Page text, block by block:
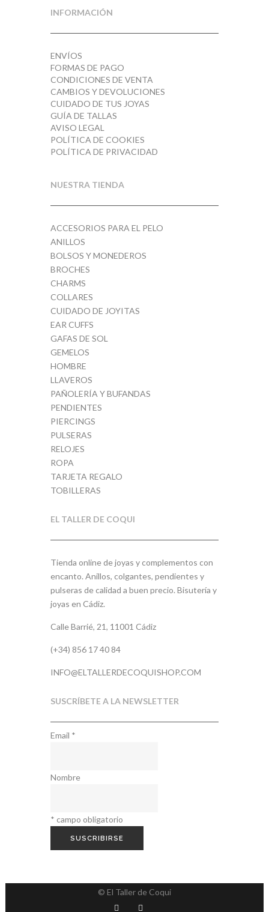
INFORMACIÓN
ENVÍOS
FORMAS DE PAGO
CONDICIONES DE VENTA
CAMBIOS Y DEVOLUCIONES
CUIDADO DE TUS JOYAS
GUÍA DE TALLAS
AVISO LEGAL
POLÍTICA DE COOKIES
POLÍTICA DE PRIVACIDAD
NUESTRA TIENDA
ACCESORIOS PARA EL PELO
ANILLOS
BOLSOS Y MONEDEROS
BROCHES
CHARMS
COLLARES
CUIDADO DE JOYITAS
EAR CUFFS
GAFAS DE SOL
GEMELOS
HOMBRE
LLAVEROS
PAÑOLERÍA Y BUFANDAS
PENDIENTES
PIERCINGS
PULSERAS
RELOJES
ROPA
TARJETA REGALO
TOBILLERAS
EL TALLER DE COQUI
Tienda online de joyas y complementos con
encanto. Anillos, colgantes, pendientes y
pulseras de calidad a buen precio. Bisutería y
joyas en Cádiz.
Calle Barrié, 21, 11001 Cádiz
(+34) 856 17 40 84
INFO@ELTALLERDECOQUISHOP.COM
SUSCRÍBETE A LA NEWSLETTER
Email *
Nombre
* campo obligatorio
© El Taller de Coqui